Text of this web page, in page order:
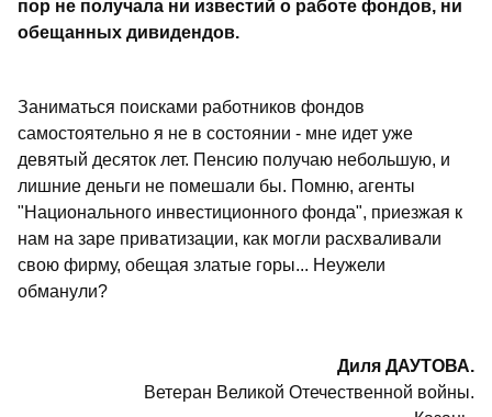
пор не получала ни известий о работе фондов, ни
обещанных дивидендов.
Заниматься поисками работников фондов
самостоятельно я не в состоянии - мне идет уже
девятый десяток лет. Пенсию получаю небольшую, и
лишние деньги не помешали бы. Помню, агенты
"Национального инвестиционного фонда", приезжая к
нам на заре приватизации, как могли расхваливали
свою фирму, обещая златые горы... Неужели
обманули?
Диля ДАУТОВА.
Ветеран Великой Отечественной войны.